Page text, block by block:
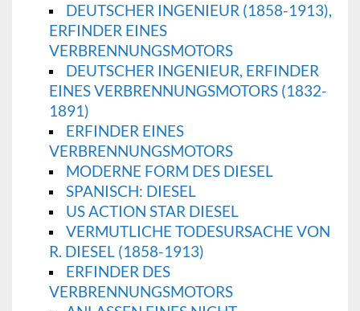
DEUTSCHER INGENIEUR (1858-1913),
ERFINDER EINES
VERBRENNUNGSMOTORS
DEUTSCHER INGENIEUR, ERFINDER
EINES VERBRENNUNGSMOTORS (1832-
1891)
ERFINDER EINES
VERBRENNUNGSMOTORS
MODERNE FORM DES DIESEL
SPANISCH: DIESEL
US ACTION STAR DIESEL
VERMUTLICHE TODESURSACHE VON
R. DIESEL (1858-1913)
ERFINDER DES
VERBRENNUNGSMOTORS